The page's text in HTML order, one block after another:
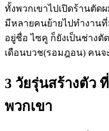
ทั้งพวกเขาไปเปิดร้านตัด
มีหลายคนย้ายไปทำงานที่
อยู่ชื่อ ไซคู ก็ยังเป็นช่าง
เดือนบวช(รอมฎอน) คนจ
3 วัยรุ่นสร้างตัว
พวกเขา